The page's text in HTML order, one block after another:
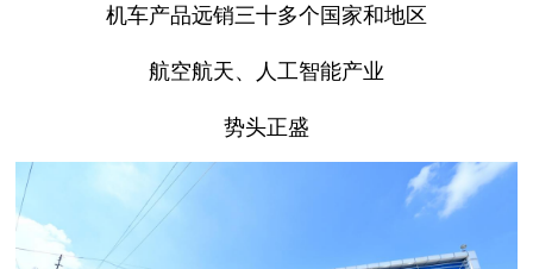
机车产品远销三十多个国家和地区
航空航天、人工智能产业
势头正盛